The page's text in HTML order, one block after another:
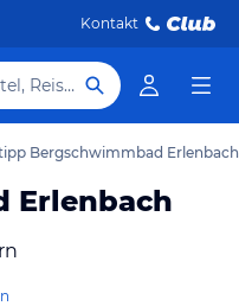
Kontakt
Hotel, Reiseziel
Bergschwimmbad Erlenbach
Erlenbach